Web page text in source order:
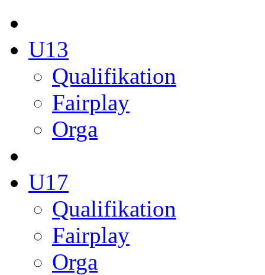
U13
Qualifikation
Fairplay
Orga
U17
Qualifikation
Fairplay
Orga